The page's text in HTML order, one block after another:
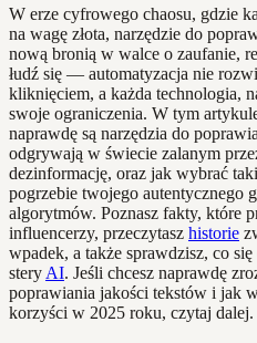
W erze cyfrowego chaosu, gdzie
na wagę złota, narzędzie do
nową bronią w walce o zaufanie,
łudź się — automatyzacja nie
kliknięciem, a każda technologia,
swoje ograniczenia. W tym
naprawdę są narzędzia do
odgrywają w świecie zalanym
dezinformację, oraz jak wybrać
pogrzebie twojego autentycznego
algorytmów. Poznasz fakty, które
influencerzy, przeczytasz historie
wpadek, a także sprawdzisz, co
stery AI. Jeśli chcesz naprawdę
poprawiania jakości tekstów i jak
korzyści w 2025 roku, czytaj